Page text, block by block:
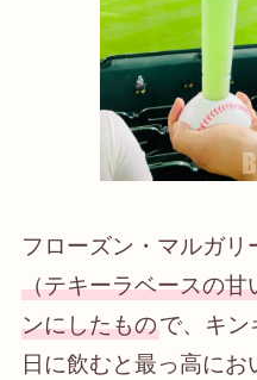
フローズン・マルガリ
（テキーラベースの甘
ンにしたもので、キン
日に飲むと最っ高にお